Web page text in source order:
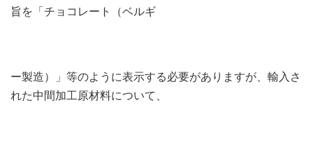
旨を「チョコレート（ベルギ
ー製造）」等のように表示する必要がありますが、輸入さ
れた中間加工原材料について、